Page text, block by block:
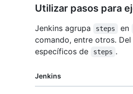
Utilizar pasos para
Jenkins agrupa steps en
comando, entre otros.
específicos de
steps .
Jenkins